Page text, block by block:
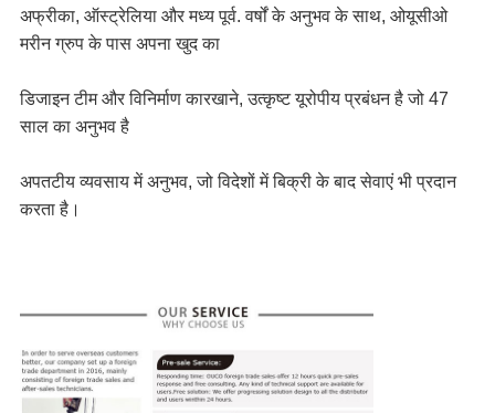
अफ्रीका, ऑस्ट्रेलिया और मध्य पूर्व. वर्षों के अनुभव के साथ, ओयूसीओ
मरीन ग्रुप के पास अपना खुद का
डिजाइन टीम और विनिर्माण कारखाने, उत्कृष्ट यूरोपीय प्रबंधन है जो 47
साल का अनुभव है
अपतटीय व्यवसाय में अनुभव, जो विदेशों में बिक्री के बाद सेवाएं भी प्रदान
करता है।